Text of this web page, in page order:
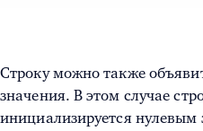
Строку можно также
значения. В этом случае
инициализируется